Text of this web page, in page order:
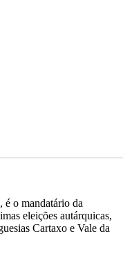
é o mandatário da
eleições autárquicas,
Cartaxo e Vale da